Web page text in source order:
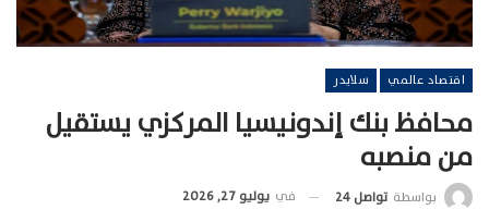
اقتصاد عالمي سلايدر
محافظ بنك إندونيسيا المركزي يستقيل
من منصبه
بواسطة تواصل 24 في يوليو 27, 2026